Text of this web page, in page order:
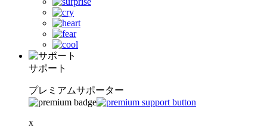
サポート
プレミアムサポーター
x